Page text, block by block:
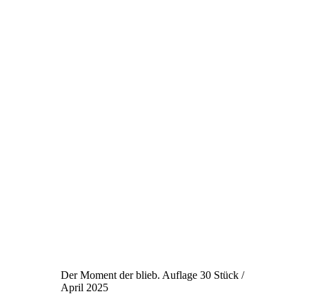
Der Moment der blieb. Auflage 30 Stück /
April 2025